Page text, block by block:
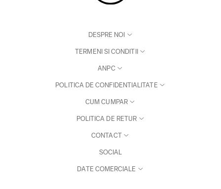
DESPRE NOI
TERMENI SI CONDITII
ANPC
POLITICA DE CONFIDENTIALITATE
CUM CUMPAR
POLITICA DE RETUR
CONTACT
SOCIAL
DATE COMERCIALE